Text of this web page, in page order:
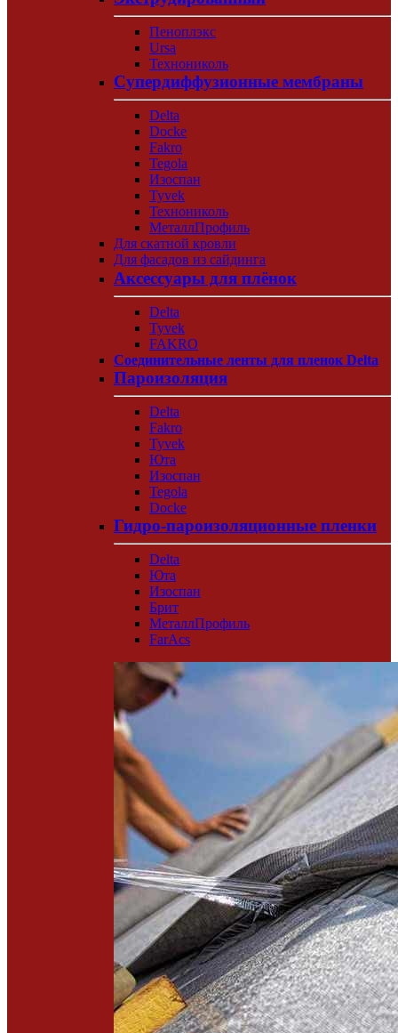
Пеноплэкс
Ursa
Технониколь
Супердиффузионные мембраны
Delta
Docke
Fakro
Tegola
Изоспан
Tyvek
Технониколь
МеталлПрофиль
Для скатной кровли
Для фасадов из сайдинга
Аксессуары для плёнок
Delta
Tyvek
FAKRO
Соединительные ленты для пленок Delta
Пароизоляция
Delta
Fakro
Tyvek
Юта
Изоспан
Tegola
Docke
Гидро-пароизоляционные пленки
Delta
Юта
Изоспан
Брит
МеталлПрофиль
FarAcs